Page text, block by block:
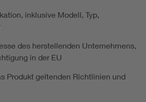
inklusive Modell, Typ,
des herstellenden Unternehmens,
in der EU
Produkt geltenden Richtlinien und